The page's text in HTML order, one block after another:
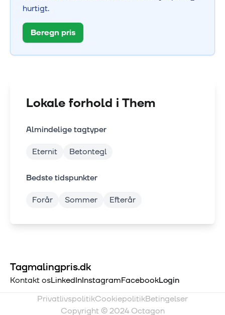
hurtigt.
Beregn pris
Lokale forhold i Them
Almindelige tagtyper
Eternit
Betontegl
Bedste tidspunkter
Forår
Sommer Efterår
Tagmalingpris.dk
Kontakt osLinkedInInstagramFacebookLogin
PrivatlivspolitikCookiepolitikBetingelser
Copyright © 2024 Octagon